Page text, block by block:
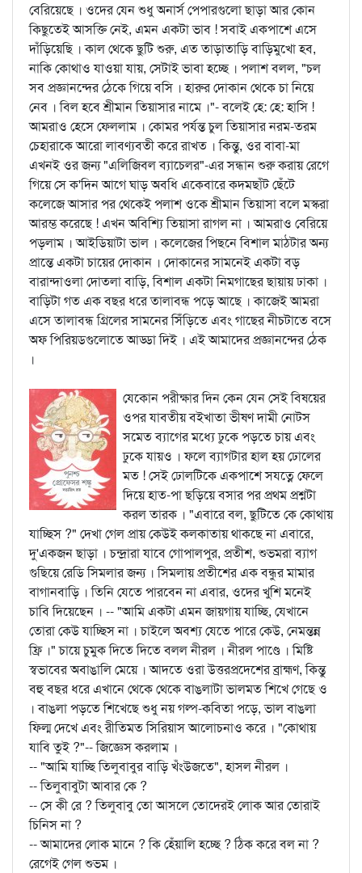
বেরিয়েছে । ওদের যেন শুধু অনার্স পেপারগুলো ছাড়া আর কোন
কিছুতেই আসক্তি নেই, এমন একটা ভাব ! সবাই একপাশে এসে
দাঁড়িয়েছি । কাল থেকে ছুটি শুরু, এত তাড়াতাড়ি বাড়িমুখো হব,
নাকি কোথাও যাওয়া যায়, সেটাই ভাবা হচ্ছে । পলাশ বলল, "চল
সব প্রজ্ঞানন্দের ঠেকে গিয়ে বসি । হারুর দোকান থেকে চা নিয়ে
নেব । বিল হবে শ্রীমান তিয়াসার নামে ।"- বলেই হে: হে: হাসি !
আমরাও হেসে ফেললাম । কোমর পর্যন্ত চুল তিয়াসার নরম-তরম
চেহারাকে আরো লাবণ্যবতী করে রাখত । কিন্তু, ওর বাবা-মা
এখনই ওর জন্য "এলিজিবল ব্যাচেলর"-এর সন্ধান শুরু করায় রেগে
গিয়ে সে ক'দিন আগে ঘাড় অবধি একেবারে কদমছাঁট ছেঁটে
কলেজে আসার পর থেকেই পলাশ ওকে শ্রীমান তিয়াসা বলে মস্করা
আরম্ভ করেছে ! এখন অবিশ্যি তিয়াসা রাগল না । আমরাও বেরিয়ে
পড়লাম । আইডিয়াটা ভাল । কলেজের পিছনে বিশাল মাঠটার অন্য
প্রান্তে একটা চায়ের দোকান । দোকানের সামনেই একটা বড়
বারান্দাওলা দোতলা বাড়ি, বিশাল একটা নিমগাছের ছায়ায় ঢাকা ।
বাড়িটা গত এক বছর ধরে তালাবন্ধ পড়ে আছে । কাজেই আমরা
এসে তালাবন্ধ গ্রিলের সামনের সিঁড়িতে এবং গাছের নীচটাতে বসে
অফ পিরিয়ডগুলোতে আড্ডা দিই । এই আমাদের প্রজ্ঞানন্দের ঠেক
।
যেকোন পরীক্ষার দিন কেন যেন সেই বিষয়ের
ওপর যাবতীয় বইখাতা ভীষণ দামী নোটস
সমেত ব্যাগের মধ্যে ঢুকে পড়তে চায় এবং
ঢুকে যায়ও । ফলে ব্যাগটার হাল হয় ঢোলের
মত ! সেই ঢোলটিকে একপাশে সযত্নে ফেলে
দিয়ে হাত-পা ছড়িয়ে বসার পর প্রথম প্রশ্নটা
করল তারক । "এবারে বল, ছুটিতে কে কোথায়
যাচ্ছিস ?" দেখা গেল প্রায় কেউই কলকাতায় থাকছে না এবারে,
দু'একজন ছাড়া । চন্দ্রারা যাবে গোপালপুর, প্রতীশ, শুভমরা ব্যাগ
গুছিয়ে রেডি সিমলার জন্য । সিমলায় প্রতীশের এক বন্ধুর মামার
বাগানবাড়ি । তিনি যেতে পারবেন না এবার, ওদের খুশি মনেই
চাবি দিয়েছেন । -- "আমি একটা এমন জায়গায় যাচ্ছি, যেখানে
তোরা কেউ যাচ্ছিস না । চাইলে অবশ্য যেতে পারে কেউ, নেমন্তন্ন
ফ্রি ।" চায়ে চুমুক দিতে দিতে বলল নীরল । নীরল পাণ্ডে । মিষ্টি
স্বভাবের অবাঙালি মেয়ে । আদতে ওরা উত্তরপ্রদেশের ব্রাহ্মণ, কিন্তু
বহু বছর ধরে এখানে থেকে থেকে বাঙলাটা ভালমত শিখে গেছে ও
। বাঙলা পড়তে শিখেছে শুধু নয় গল্প-কবিতা পড়ে, ভাল বাঙলা
ফিল্ম দেখে এবং রীতিমত সিরিয়াস আলোচনাও করে । "কোথায়
যাবি তুই ?"-- জিজ্ঞেস করলাম ।
-- "আমি যাচ্ছি তিলুবাবুর বাড়ি খঁংউজতে", হাসল নীরল ।
-- তিলুবাবুটা আবার কে ?
-- সে কী রে ? তিলুবাবু তো আসলে তোদেরই লোক আর তোরাই
চিনিস না ?
-- আমাদের লোক মানে ? কি হেঁয়ালি হচ্ছে ? ঠিক করে বল না ?
রেগেই গেল শুভম ।